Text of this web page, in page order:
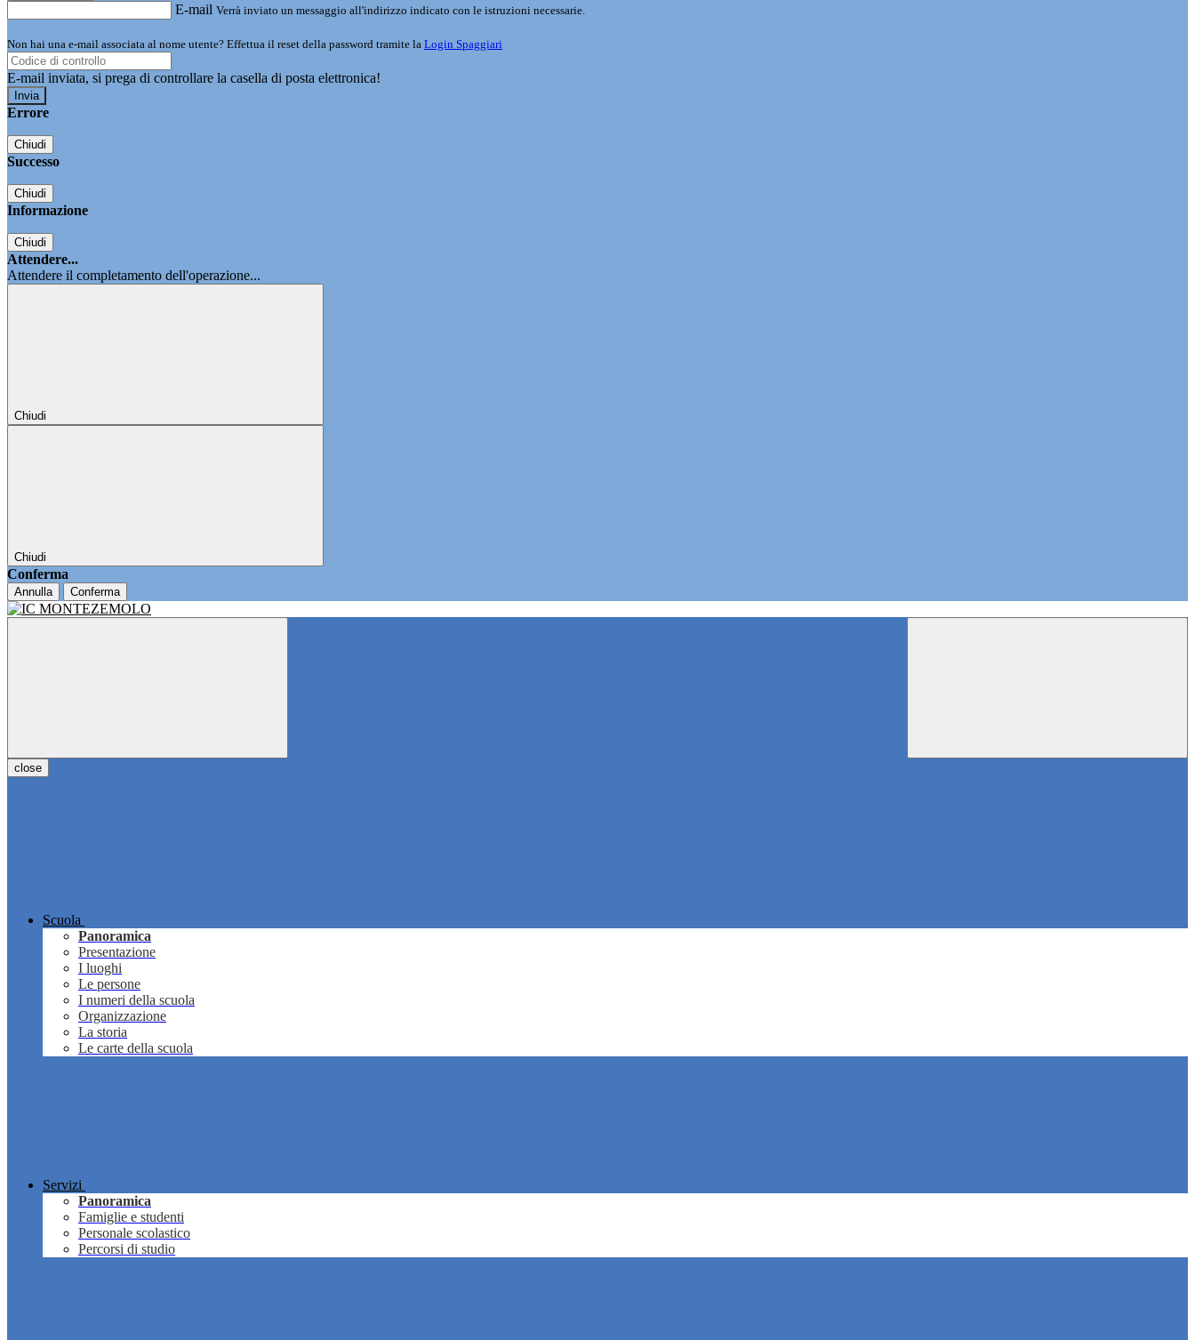
E-mail Verrà inviato un messaggio all'indirizzo indicato con le istruzioni necessarie.
Non hai una e-mail associata al nome utente? Effettua il reset della password tramite la Login Spaggiari
E-mail inviata, si prega di controllare la casella di posta elettronica!
Errore
Chiudi
Successo
Chiudi
Informazione
Chiudi
Attendere...
Attendere il completamento dell'operazione...
Chiudi
Chiudi
Conferma
Annulla Conferma
close
Scuola
Panoramica
Presentazione
I luoghi
Le persone
I numeri della scuola
Organizzazione
La storia
Le carte della scuola
Servizi
Panoramica
Famiglie e studenti
Personale scolastico
Percorsi di studio